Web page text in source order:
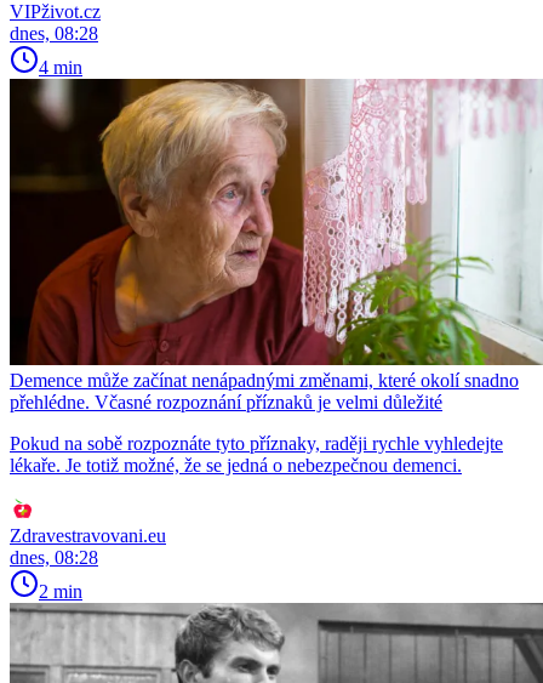
VIPživot.cz
dnes, 08:28
4 min
Demence může začínat nenápadnými změnami, které okolí snadno
přehlédne. Včasné rozpoznání příznaků je velmi důležité
Pokud na sobě rozpoznáte tyto příznaky, raději rychle vyhledejte
lékaře. Je totiž možné, že se jedná o nebezpečnou demenci.
Zdravestravovani.eu
dnes, 08:28
2 min